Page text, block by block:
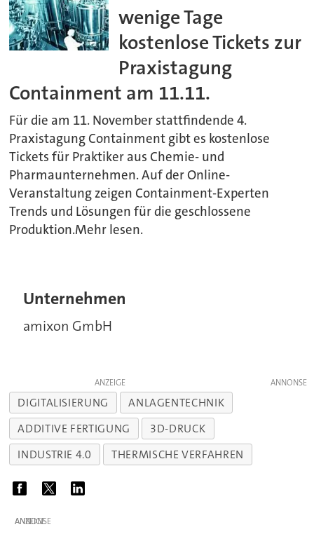
wenige Tage
kostenlose Tickets zur
Praxistagung
Containment am 11.11.
Für die am 11. November stattfindende 4.
Praxistagung Containment gibt es kostenlose
Tickets für Praktiker aus Chemie- und
Pharmaunternehmen. Auf der Online-
Veranstaltung zeigen Containment-Experten
Trends und Lösungen für die geschlossene
Produktion.Mehr lesen.
Unternehmen
amixon GmbH
ANZEIGE
DIGITALISIERUNG
ANLAGENTECHNIK
ADDITIVE FERTIGUNG
3D-DRUCK
INDUSTRIE 4.0
THERMISCHE VERFAHREN
ANZEIGE